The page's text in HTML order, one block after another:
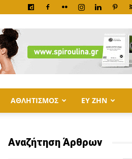
ΑΘΛΗΤΙΣΜΟΣ ΕΥ ΖΗΝ
Αναζήτηση Άρθρων